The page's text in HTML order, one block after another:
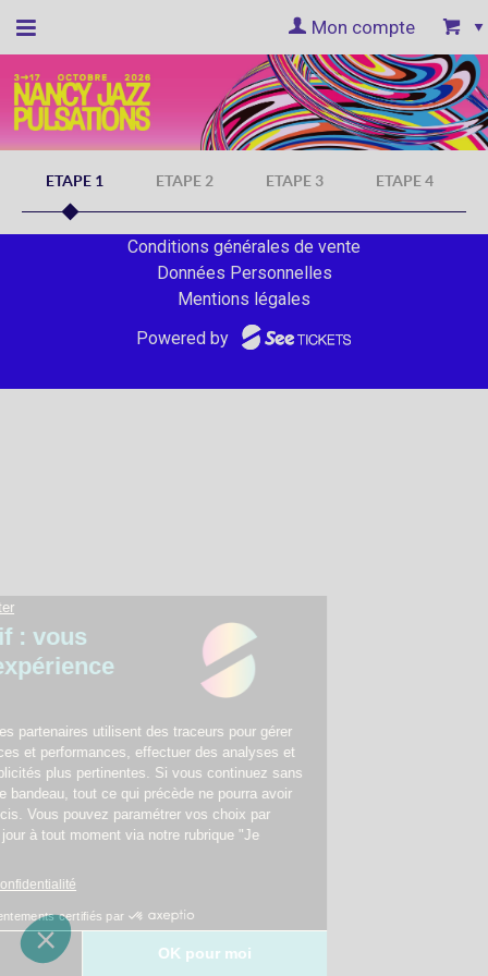
Accueil
Mon compte
ETAPE 1 ETAPE 2 ETAPE 3 ETAPE 4
Conditions générales de vente
Données Personnelles
Mentions légales
Powered by